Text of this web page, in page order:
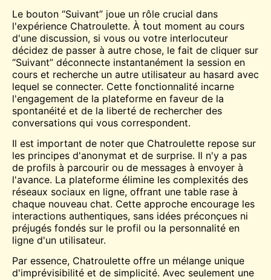
Le bouton “Suivant” joue un rôle crucial dans
l'expérience Chatroulette. À tout moment au cours
d'une discussion, si vous ou votre interlocuteur
décidez de passer à autre chose, le fait de cliquer sur
“Suivant” déconnecte instantanément la session en
cours et recherche un autre utilisateur au hasard avec
lequel se connecter. Cette fonctionnalité incarne
l'engagement de la plateforme en faveur de la
spontanéité et de la liberté de rechercher des
conversations qui vous correspondent.
Il est important de noter que Chatroulette repose sur
les principes d'anonymat et de surprise. Il n'y a pas
de profils à parcourir ou de messages à envoyer à
l'avance. La plateforme élimine les complexités des
réseaux sociaux en ligne, offrant une table rase à
chaque nouveau chat. Cette approche encourage les
interactions authentiques, sans idées préconçues ni
préjugés fondés sur le profil ou la personnalité en
ligne d'un utilisateur.
Par essence, Chatroulette offre un mélange unique
d'imprévisibilité et de simplicité. Avec seulement une